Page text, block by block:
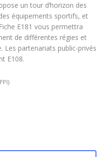
un tour d’horizon des
équipements sportifs, et
E181 vous permettra
de différentes régies et
Les partenariats public-privés
E108.